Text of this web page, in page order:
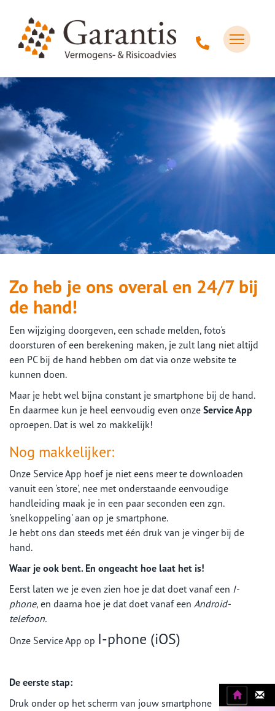
Zo heb je ons overal en 24/7 bij
de hand!
Een wijziging doorgeven, een schade melden, foto's
doorsturen of een berekening maken, je zult lang niet altijd
een PC bij de hand hebben om dat via onze website te
kunnen doen.
Maar je hebt wel bijna constant je smartphone bij de hand.
En daarmee kun je heel eenvoudig even onze Service App
oproepen. Dat is wel zo makkelijk!
Nog makkelijker:
Onze Service App hoef je niet eens meer te downloaden
vanuit een 'store', nee met onderstaande eenvoudige
handleiding maak je in een paar seconden een zgn.
'snelkoppeling' aan op je smartphone.
Je hebt ons dan steeds met één druk van je vinger bij de
hand.
Waar je ook bent. En ongeacht hoe laat het is!
Eerst laten we je even zien hoe je dat doet vanaf een I-
phone, en daarna hoe je dat doet vanaf een Android-
telefoon.
Onze Service App op I-phone (iOS)
De eerste stap:
Druk onder op het scherm van jouw smartphone